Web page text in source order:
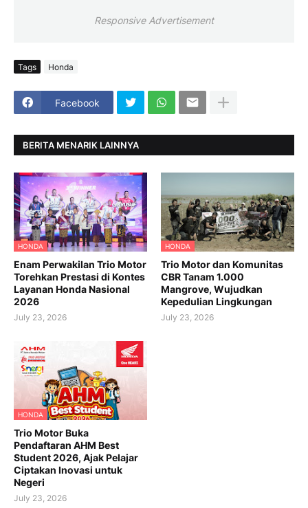
Responsive Advertisement
Tags Honda
Facebook
BERITA MENARIK LAINNYA
HONDA
Enam Perwakilan Trio Motor
Torehkan Prestasi di Kontes
Layanan Honda Nasional
2026
July 23, 2026
HONDA
Trio Motor dan Komunitas
CBR Tanam 1.000
Mangrove, Wujudkan
Kepedulian Lingkungan
July 23, 2026
HONDA
Trio Motor Buka
Pendaftaran AHM Best
Student 2026, Ajak Pelajar
Ciptakan Inovasi untuk
Negeri
July 23, 2026